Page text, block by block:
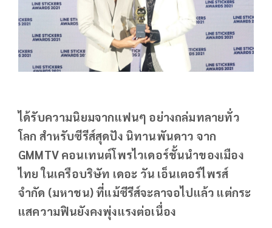
ได้รับความนิยมจากแฟนๆ อย่างถล่มทลายทั่ว
โลก สำหรับซีรีส์สุดปัง นิทานพันดาว จาก
GMMTV คอนเทนต์โพรไวเดอร์ชั้นนำของเมือง
ไทย ในเครือบริษัท เดอะ วัน เอ็นเตอร์ไพรส์
จำกัด (มหาชน) ที่แม้ซีรีส์จะลาจอไปแล้ว แต่กระ
แสความฟินยังคงพุ่งแรงต่อเนื่อง